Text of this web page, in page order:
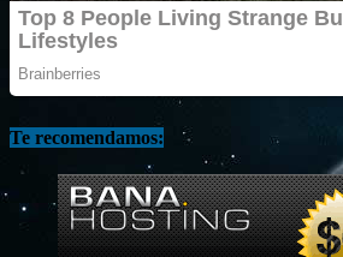
Te recomendamos: